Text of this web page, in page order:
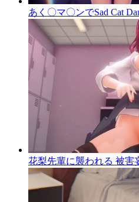
あく〇マ〇ンでSad Cat
花梨先輩に襲われる 被害